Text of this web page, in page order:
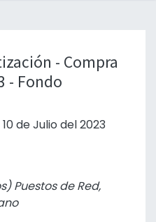
- Compra
- Fondo
10 de Julio del 2023
Puestos de Red,